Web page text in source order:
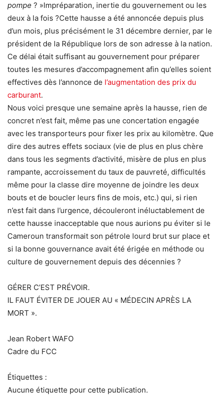
pompe ? »Impréparation, inertie du gouvernement ou les
deux à la fois ?Cette hausse a été annoncée depuis plus
d’un mois, plus précisément le 31 décembre dernier, par le
président de la République lors de son adresse à la nation.
Ce délai était suffisant au gouvernement pour préparer
toutes les mesures d’accompagnement afin qu’elles soient
effectives dès l’annonce de l’augmentation des prix du
carburant.
Nous voici presque une semaine après la hausse, rien de
concret n’est fait, même pas une concertation engagée
avec les transporteurs pour fixer les prix au kilomètre. Que
dire des autres effets sociaux (vie de plus en plus chère
dans tous les segments d’activité, misère de plus en plus
rampante, accroissement du taux de pauvreté, difficultés
même pour la classe dire moyenne de joindre les deux
bouts et de boucler leurs fins de mois, etc.) qui, si rien
n’est fait dans l’urgence, découleront inéluctablement de
cette hausse inacceptable que nous aurions pu éviter si le
Cameroun transformait son pétrole lourd brut sur place et
si la bonne gouvernance avait été érigée en méthode ou
culture de gouvernement depuis des décennies ?
GÉRER C’EST PRÉVOIR.
IL FAUT ÉVITER DE JOUER AU « MÉDECIN APRÈS LA
MORT ».
Jean Robert WAFO
Cadre du FCC
Étiquettes :
Aucune étiquette pour cette publication.